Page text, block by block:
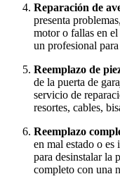
Reparación de
presenta
motor o fallas en el
un profesional
Reemplazo de
de la puerta de
servicio de
resortes, cables,
Reemplazo
en mal estado o es
para desinstalar la
completo con una